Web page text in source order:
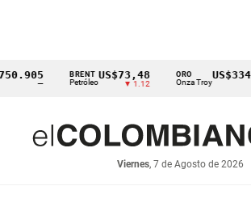
BRENT
Petróleo
US$73,48
▼ 1.12
ORO
Onza Troy
US$3342,60
Viernes, 7 de Agosto de 2026